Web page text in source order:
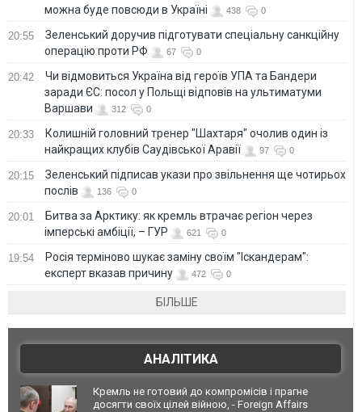
можна буде повсюди в Україні 438 0
20:55
Зеленський доручив підготувати спеціальну санкційну
операцію проти РФ
67 0
20:42
Чи відмовиться Україна від героїв УПА та Бандери
заради ЄС: посол у Польщі відповів на ультиматуми
Варшави
312 0
20:33
Колишній головний тренер "Шахтаря" очолив один із
найкращих клубів Саудівської Аравії
97 0
20:15
Зеленський підписав укази про звільнення ще чотирьох
послів
136 0
20:01
Битва за Арктику: як кремль втрачає регіон через
імперські амбіції, – ГУР
621 0
19:54
Росія терміново шукає заміну своїм "Іскандерам":
експерт вказав причину
472 0
БІЛЬШЕ
АНАЛІТИКА
Кремль не готовий до компромісів і прагне
досягти своїх цілей війною, - Foreign Affairs